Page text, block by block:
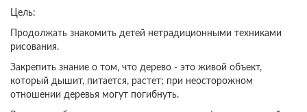
Цель:
Продолжать знакомить детей нетрадиционными техниками
рисования.
Закрепить знание о том, что дерево - это живой объект,
который дышит, питается, растет; при неосторожном
отношении деревья могут погибнуть.